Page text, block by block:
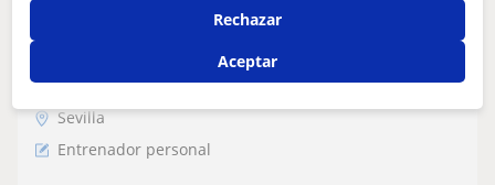
250€/h
Sevilla
Entrenador personal
Rechazar
Aceptar